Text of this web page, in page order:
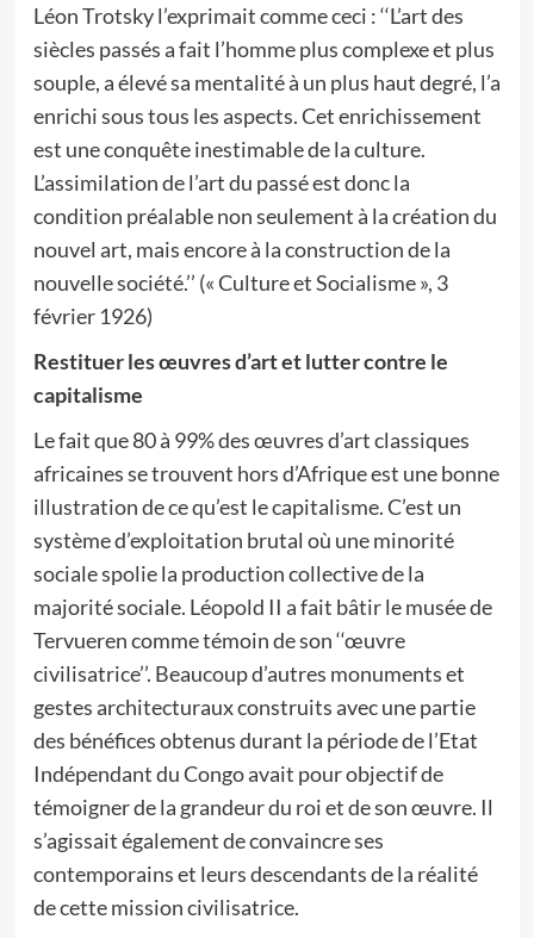
Léon Trotsky l’exprimait comme ceci : ‘‘L’art des
siècles passés a fait l’homme plus complexe et plus
souple, a élevé sa mentalité à un plus haut degré, l’a
enrichi sous tous les aspects. Cet enrichissement
est une conquête inestimable de la culture.
L’assimilation de l’art du passé est donc la
condition préalable non seulement à la création du
nouvel art, mais encore à la construction de la
nouvelle société.’’ (« Culture et Socialisme », 3
février 1926)
Restituer les œuvres d’art et lutter contre le
capitalisme
Le fait que 80 à 99% des œuvres d’art classiques
africaines se trouvent hors d’Afrique est une bonne
illustration de ce qu’est le capitalisme. C’est un
système d’exploitation brutal où une minorité
sociale spolie la production collective de la
majorité sociale. Léopold II a fait bâtir le musée de
Tervueren comme témoin de son ‘‘œuvre
civilisatrice’’. Beaucoup d’autres monuments et
gestes architecturaux construits avec une partie
des bénéfices obtenus durant la période de l’Etat
Indépendant du Congo avait pour objectif de
témoigner de la grandeur du roi et de son œuvre. Il
s’agissait également de convaincre ses
contemporains et leurs descendants de la réalité
de cette mission civilisatrice.